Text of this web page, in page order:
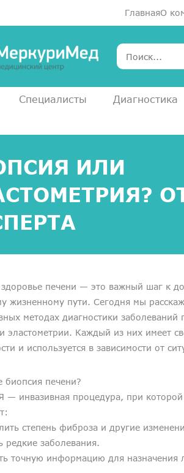
ГлавнаяО
Специалисты Диагностика
ИЛИ
печени — это важный шаг к
жизненному пути. Сегодня мы
методах диагностики заболеваний
эластометрии. Каждый из них имеет
и используется в зависимости от
биопсия печени?
инвазивная процедура, при которой
степень фиброза и другие
редкие заболевания.
точную информацию для назначения